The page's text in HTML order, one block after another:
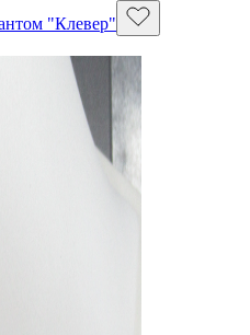
"Клевер"